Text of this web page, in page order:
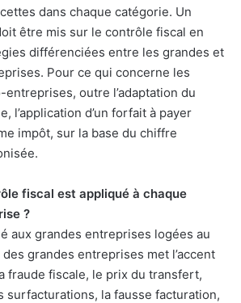
dans chaque catégorie. Un
être mis sur le contrôle fiscal en
différenciées entre les grandes et
Pour ce qui concerne les
outre l’adaptation du
l’application d’un forfait à payer
impôt, sur la base du chiffre
fiscal est appliqué à chaque
?
aux grandes entreprises logées au
grandes entreprises met l’accent
fraude fiscale, le prix du transfert,
surfacturations, la fausse facturation,